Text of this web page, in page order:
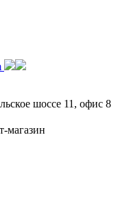
шоссе 11, офис 8
магазин